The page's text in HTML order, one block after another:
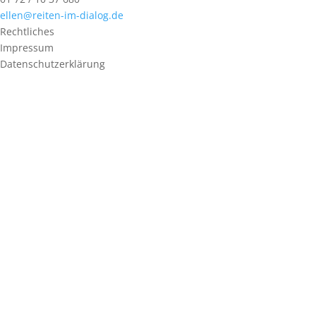
ellen@reiten-im-dialog.de
Rechtliches
Impressum
Datenschutzerklärung